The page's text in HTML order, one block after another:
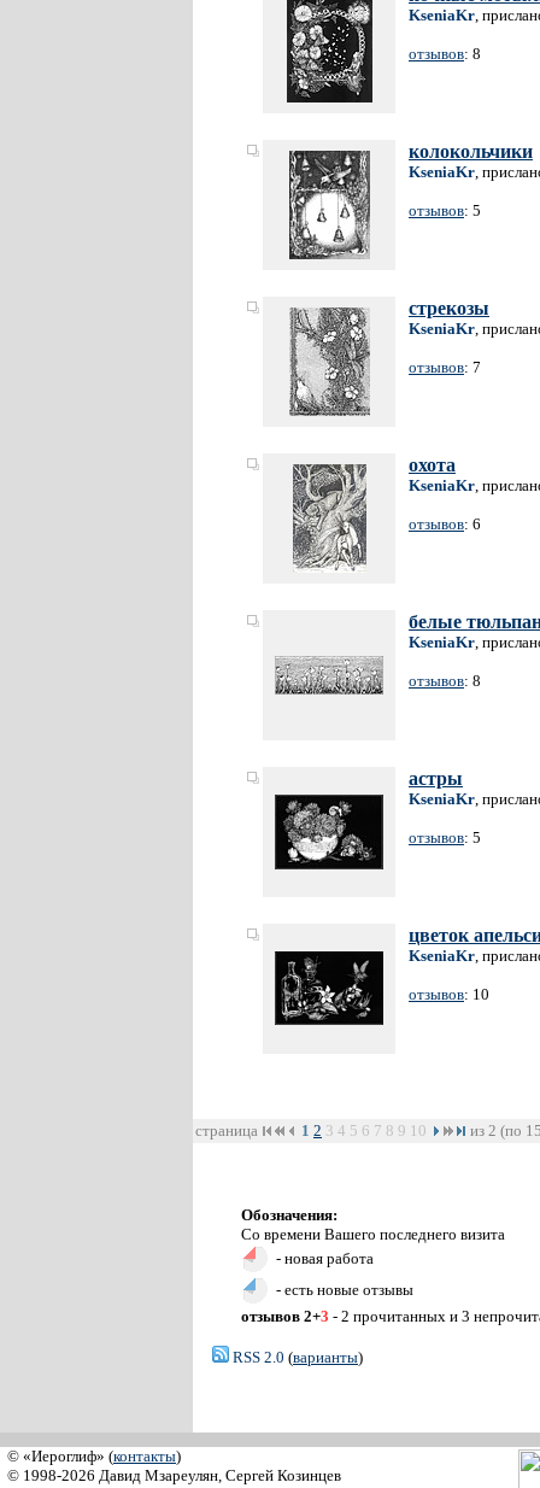
KseniaKr,
отзывов: 8
колокольчики
KseniaKr,
отзывов: 5
стрекозы
KseniaKr,
отзывов: 7
охота
KseniaKr,
отзывов: 6
белые
KseniaKr,
отзывов: 8
астры
KseniaKr,
отзывов: 5
цветок
KseniaKr,
отзывов: 10
страница 1 2 3 4 5 6 7 8 9 10 из 2 (по
Обозначения:
Со времени Вашего последнего визита
- новая работа
- есть новые отзывы
отзывов 2+3 - 2 прочитанных и 3
RSS 2.0 (варианты)
© «Иероглиф» (контакты)
© 1998-2026 Давид Мзареулян, Сергей Козинцев